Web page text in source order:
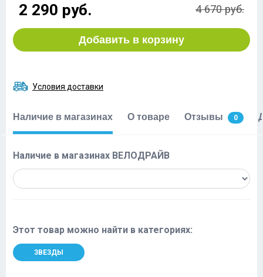
2 290 руб. 4 670 руб.
Добавить в корзину
Условия доставки
Наличие в магазинах О товаре Отзывы 0
Наличие в магазинах ВЕЛОДРАЙВ
Этот товар можно найти в категориях:
ЗВЕЗДЫ